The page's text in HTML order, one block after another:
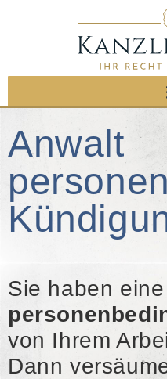
Anwalt
Sie haben eine
von Ihrem
Dann